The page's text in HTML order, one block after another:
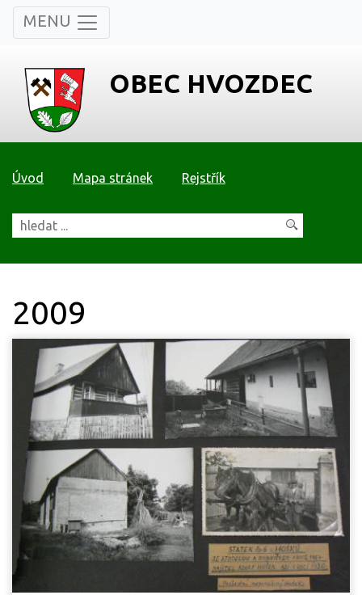
MENU
OBEC HVOZDEC
Úvod Mapa stránek Rejstřík
2009